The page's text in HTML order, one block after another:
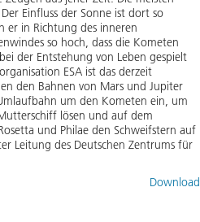
Einfluss der Sonne ist dort so
er in Richtung des inneren
so hoch, dass die Kometen
der Entstehung von Leben gespielt
ESA ist das derzeit
den Bahnen von Mars und Jupiter
um den Kometen ein, um
lösen und auf dem
und Philae den Schweifstern auf
Leitung des Deutschen Zentrums für
Download